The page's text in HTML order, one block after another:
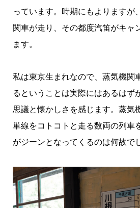
っています。時期にもよりますが
関車が走り、その都度汽笛がキャ
ます。
私は東京生まれなので、蒸気機関
るということは実際にはあるはず
思議と懐かしさを感じます。蒸気
単線をコトコトと走る数両の列車
がジーンとなってくるのは何故で